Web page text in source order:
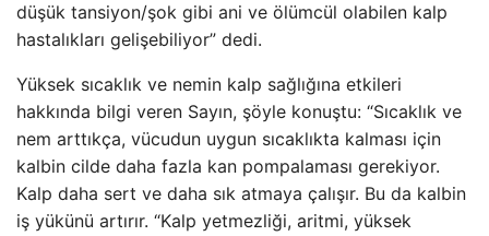
düşük tansiyon/şok gibi ani ve ölümcül olabilen kalp
hastalıkları gelişebiliyor” dedi.
Yüksek sıcaklık ve nemin kalp sağlığına etkileri
hakkında bilgi veren Sayın, şöyle konuştu: “Sıcaklık ve
nem arttıkça, vücudun uygun sıcaklıkta kalması için
kalbin cilde daha fazla kan pompalaması gerekiyor.
Kalp daha sert ve daha sık atmaya çalışır. Bu da kalbin
iş yükünü artırır. “Kalp yetmezliği, aritmi, yüksek